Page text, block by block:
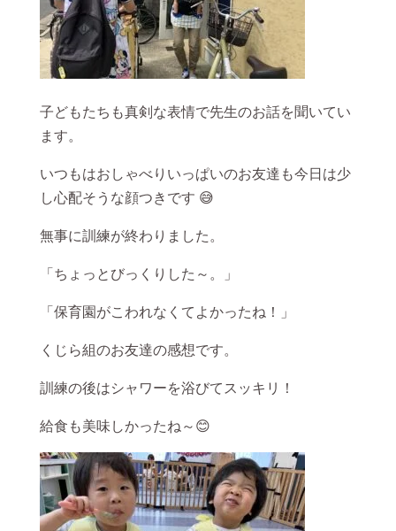
子どもたちも真剣な表情で先生のお話を聞いてい
ます。
いつもはおしゃべりいっぱいのお友達も今日は少
し心配そうな顔つきです 😅
無事に訓練が終わりました。
「ちょっとびっくりした～。」
「保育園がこわれなくてよかったね！」
くじら組のお友達の感想です。
訓練の後はシャワーを浴びてスッキリ！
給食も美味しかったね～😊